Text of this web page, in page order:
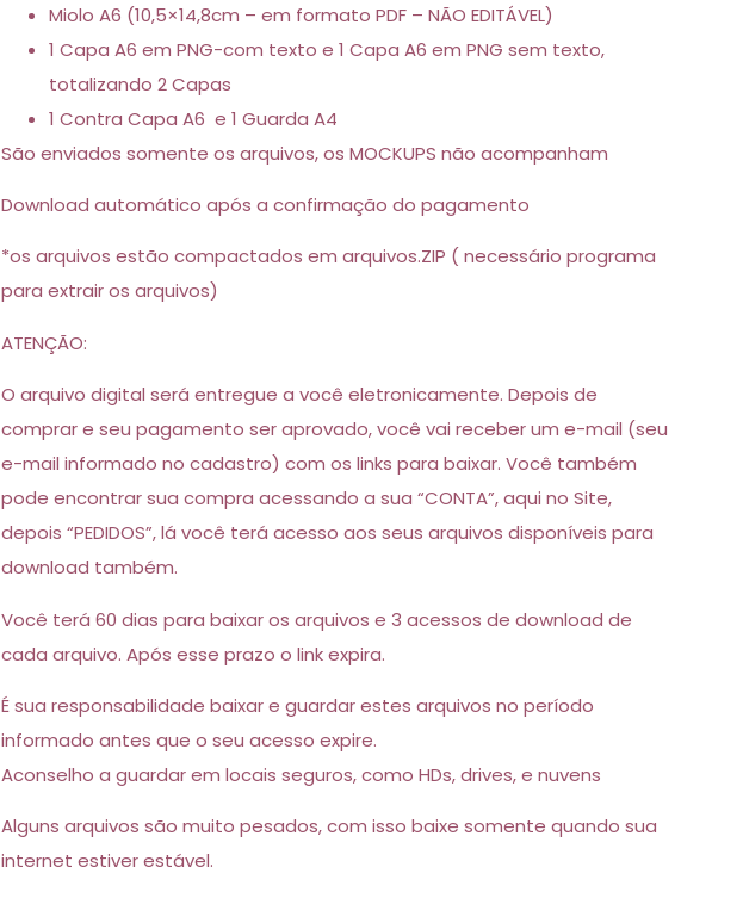
Miolo A6 (10,5×14,8cm – em formato PDF – NÃO EDITÁVEL)
1 Capa A6 em PNG-com texto e 1 Capa A6 em PNG sem texto,
totalizando 2 Capas
1 Contra Capa A6 e 1 Guarda A4
São enviados somente os arquivos, os MOCKUPS não acompanham
Download automático após a confirmação do pagamento
*os arquivos estão compactados em arquivos.ZIP ( necessário programa
para extrair os arquivos)
ATENÇÃO:
O arquivo digital será entregue a você eletronicamente. Depois de
comprar e seu pagamento ser aprovado, você vai receber um e-mail (seu
e-mail informado no cadastro) com os links para baixar. Você também
pode encontrar sua compra acessando a sua “CONTA”, aqui no Site,
depois “PEDIDOS”, lá você terá acesso aos seus arquivos disponíveis para
download também.
Você terá 60 dias para baixar os arquivos e 3 acessos de download de
cada arquivo. Após esse prazo o link expira.
É sua responsabilidade baixar e guardar estes arquivos no período
informado antes que o seu acesso expire.
Aconselho a guardar em locais seguros, como HDs, drives, e nuvens
Alguns arquivos são muito pesados, com isso baixe somente quando sua
internet estiver estável.